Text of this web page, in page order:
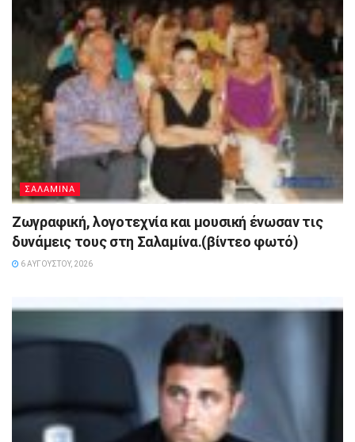
ΣΑΛΑΜΙΝΑ
Ζωγραφική, λογοτεχνία και μουσική ένωσαν τις
δυνάμεις τους στη Σαλαμίνα.(βίντεο φωτό)
6 ΑΥΓΟΎΣΤΟΥ, 2026